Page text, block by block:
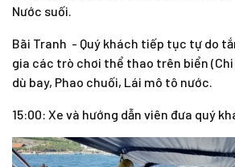
Nước suối.
Bãi Tranh - Quý khách tiếp tục tự do
gia các trò chơi thể thao trên biển
dù bay, Phao chuối, Lái mô tô nước.
15:00: Xe và hướng dẫn viên đưa quý